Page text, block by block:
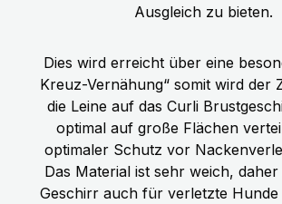
Ausgleich zu bieten.
Dies wird erreicht über eine
Kreuz-Vernähung“ somit wird der
die Leine auf das Curli
optimal auf große Flächen
optimaler Schutz vor
Das Material ist sehr weich, daher
Geschirr auch für verletzte